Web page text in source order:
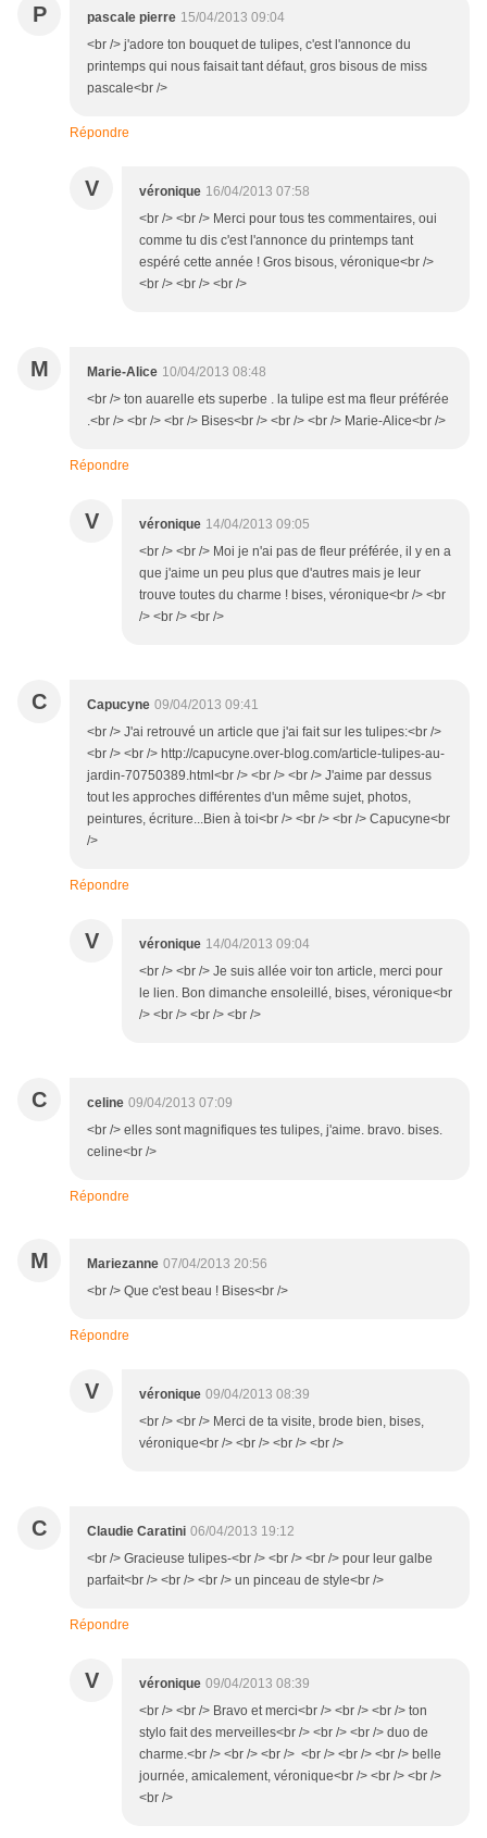
P pascale pierre 15/04/2013 09:04
<br /> j'adore ton bouquet de tulipes, c'est l'annonce du
printemps qui nous faisait tant défaut, gros bisous de miss
pascale<br />
Répondre
V véronique 16/04/2013 07:58
<br /> <br /> Merci pour tous tes commentaires, oui
comme tu dis c'est l'annonce du printemps tant
espéré cette année ! Gros bisous, véronique<br />
<br /> <br /> <br />
M Marie-Alice 10/04/2013 08:48
<br /> ton auarelle ets superbe . la tulipe est ma fleur préférée
.<br /> <br /> <br /> Bises<br /> <br /> <br /> Marie-Alice<br />
Répondre
V véronique 14/04/2013 09:05
<br /> <br /> Moi je n'ai pas de fleur préférée, il y en a
que j'aime un peu plus que d'autres mais je leur
trouve toutes du charme ! bises, véronique<br /> <br
/> <br /> <br />
C Capucyne 09/04/2013 09:41
<br /> J'ai retrouvé un article que j'ai fait sur les tulipes:<br />
<br /> <br /> http://capucyne.over-blog.com/article-tulipes-au-
jardin-70750389.html<br /> <br /> <br /> J'aime par dessus
tout les approches différentes d'un même sujet, photos,
peintures, écriture...Bien à toi<br /> <br /> <br /> Capucyne<br
/>
Répondre
V véronique 14/04/2013 09:04
<br /> <br /> Je suis allée voir ton article, merci pour
le lien. Bon dimanche ensoleillé, bises, véronique<br
/> <br /> <br /> <br />
C celine 09/04/2013 07:09
<br /> elles sont magnifiques tes tulipes, j'aime. bravo. bises.
celine<br />
Répondre
M Mariezanne 07/04/2013 20:56
<br /> Que c'est beau ! Bises<br />
Répondre
V véronique 09/04/2013 08:39
<br /> <br /> Merci de ta visite, brode bien, bises,
véronique<br /> <br /> <br /> <br />
C Claudie Caratini 06/04/2013 19:12
<br /> Gracieuse tulipes-<br /> <br /> <br /> pour leur galbe
parfait<br /> <br /> <br /> un pinceau de style<br />
Répondre
V véronique 09/04/2013 08:39
<br /> <br /> Bravo et merci<br /> <br /> <br /> ton
stylo fait des merveilles<br /> <br /> <br /> duo de
charme.<br /> <br /> <br /> <br /> <br /> <br /> belle
journée, amicalement, véronique<br /> <br /> <br />
<br />